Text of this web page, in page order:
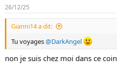
26/12/25
Gianni14 a dit:
Tu voyages@DarkAngel
non je suis chez moi dans ce coin